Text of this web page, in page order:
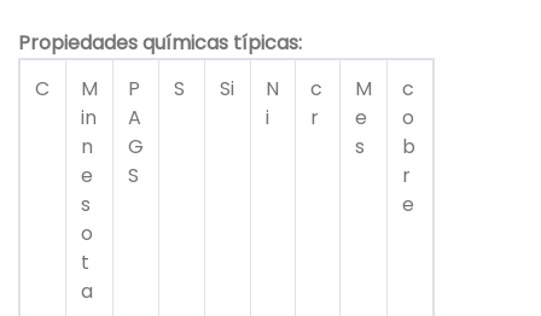
Propiedades químicas típicas:
C
M
in
n
e
s
o
t
a
P
A
G
S
S Si
N
i
c
r
M
e
s
c
o
b
r
e